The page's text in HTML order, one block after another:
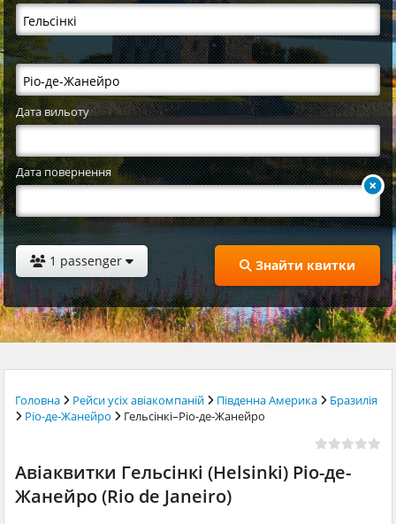
Дата вильоту
Дата повернення
1 passenger Знайти квитки
Головна Рейси усіх авіакомпаній Південна Америка
Бразилія
Ріо-де-Жанейро
Гельсінкі–Ріо-де-Жанейро
Авіаквитки Гельсінкі (Helsinki) Ріо-де-
Жанейро (Rio de Janeiro)